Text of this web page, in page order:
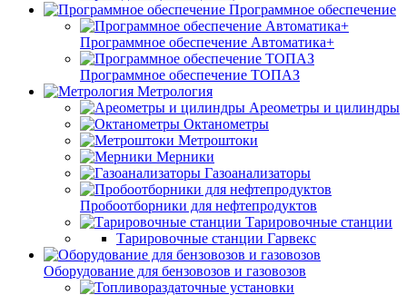
Программное обеспечение
Программное обеспечение Автоматика+
Программное обеспечение ТОПАЗ
Метрология
Ареометры и цилиндры
Октанометры
Метроштоки
Мерники
Газоанализаторы
Пробоотборники для нефтепродуктов
Тарировочные станции
Тарировочные станции Гарвекс
Оборудование для бензовозов и газовозов